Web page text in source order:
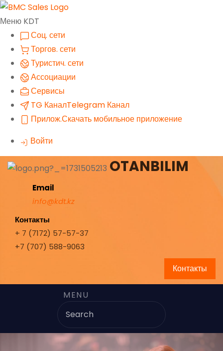
Меню KDT
Соц. сети
Торгов. сети
Туристич. сети
Ассоциации
Сервисы
TG КаналTelegram Канал
Прилож.Скачать мобильное приложение
Войти
OTANBILIM
Email
info@kdt.kz
Контакты
+ 7 (7172) 57-57-37
+7 (707) 588-9063
Контакты
MENU